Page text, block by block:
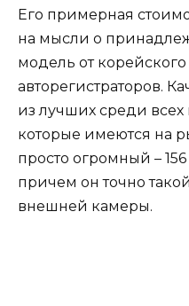
Его примерная
на мысли о
модель от
авторегистраторов.
из лучших среди всех
которые имеются на
просто огромный –
причем он точно
внешней камеры.